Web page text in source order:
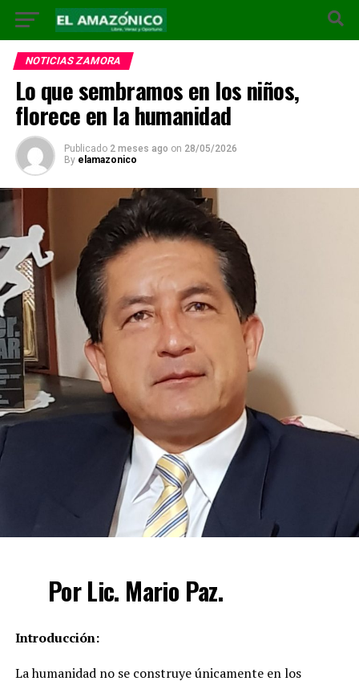
NOTICIAS ZAMORA
Lo que sembramos en los niños,
florece en la humanidad
Publicado 2 meses ago on 28/05/2026
By elamazonico
Por Lic. Mario Paz.
Introducción:
La humanidad no se construye únicamente en los